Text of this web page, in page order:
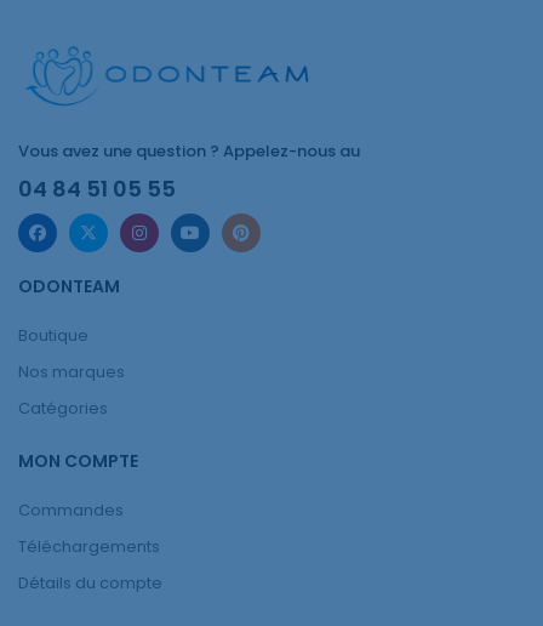
Vous avez une question ? Appelez-nous au
04 84 51 05 55
ODONTEAM
Boutique
Nos marques
Catégories
MON COMPTE
Commandes
Téléchargements
Détails du compte